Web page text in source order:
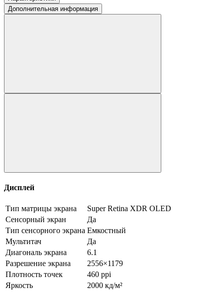
Дополнительная информация
Дисплей
Тип матрицы экрана
Super Retina XDR OLED
Сенсорный экран
Да
Тип сенсорного экрана Емкостный
Мультитач
Да
Диагональ экрана
6.1
Разрешение экрана
2556×1179
Плотность точек
460 ppi
Яркость
2000 кд/м²